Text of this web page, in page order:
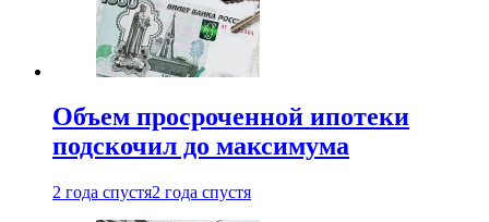
Объем просроченной ипотеки
подскочил до максимума
2 года спустя2 года спустя